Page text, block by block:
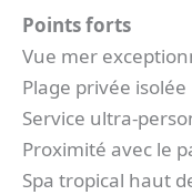
Points forts
Vue mer
Plage privée isolée
Service ultra-
Proximité avec le
Spa tropical haut